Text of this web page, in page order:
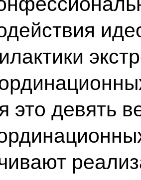
это девять